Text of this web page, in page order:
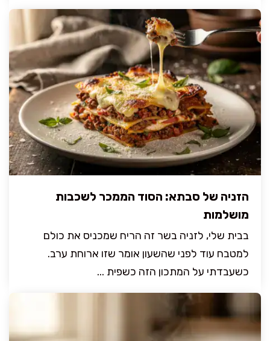
הזניה של סבתא: הסוד הממכר לשכבות
מושלמות
בבית שלי, לזניה בשר זה הריח שמכניס את כולם
למטבח עוד לפני שהשעון אומר שזו ארוחת ערב.
כשעבדתי על המתכון הזה כשפית ...